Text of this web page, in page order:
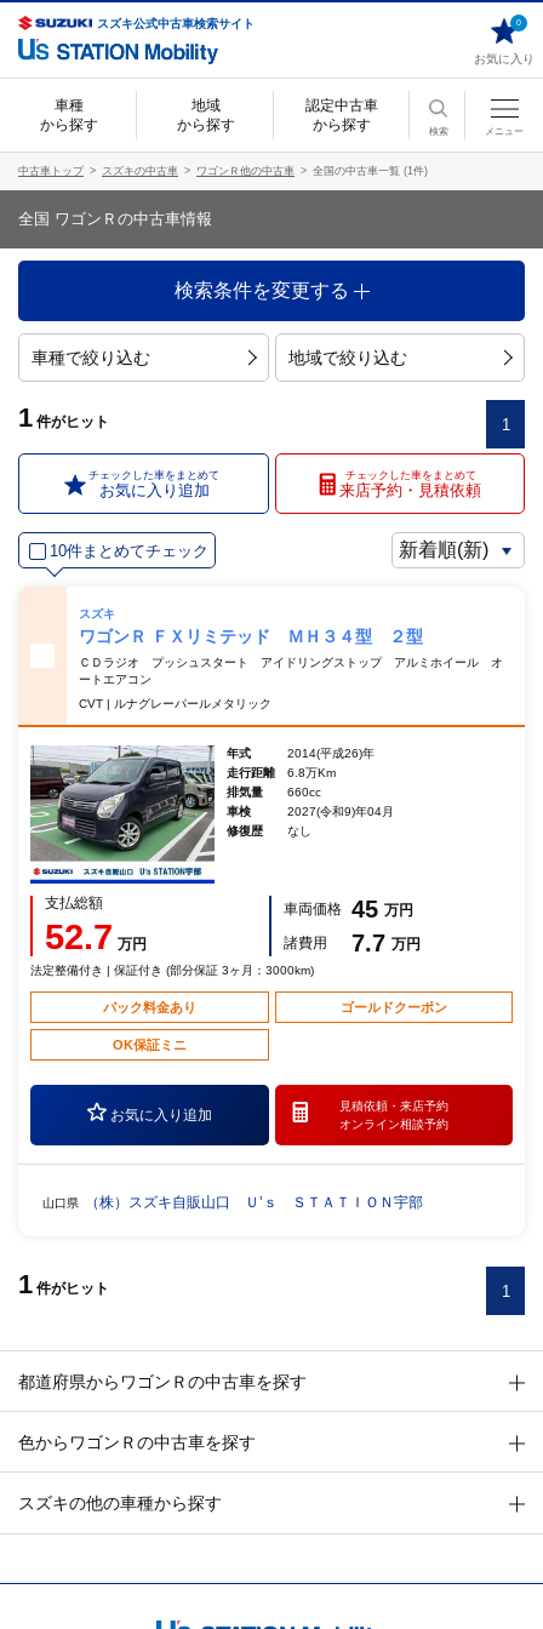
スズキ公式中古車検索サイト
お気に入り
0
車種
から探す
地域
から探す
認定中古車
から探す
検索 メニュー
中古車トップ スズキの中古車 ワゴンＲ他の中古車 全国の中古車一覧 (1件)
全国 ワゴンＲの中古車情報
検索条件を変更する
車種で絞り込む 地域で絞り込む
1 件がヒット 1
チェックした車をまとめて
お気に入り追加
チェックした車をまとめて
来店予約・見積依頼
10件まとめてチェック
スズキ
ワゴンＲ ＦＸリミテッド ＭＨ３４型 ２型
ＣＤラジオ プッシュスタート アイドリングストップ アルミホイール オ
ートエアコン
CVT | ルナグレーパールメタリック
年式
2014(平成26)年
走行距離
6.8万Km
排気量
660cc
車検
2027(令和9)年04月
修復歴
なし
支払総額
52.7 万円
車両価格 45 万円
諸費用
7.7 万円
法定整備付き | 保証付き (部分保証 3ヶ月：3000km)
パック料金あり ゴールドクーポン
OK保証ミニ
お気に入り追加
見積依頼・ 来店予約
オンライン相談予約
山口県 （株）スズキ自販山口 Ｕ’ｓ ＳＴＡＴＩＯＮ宇部
1 件がヒット 1
都道府県からワゴンＲの中古車を探す
色からワゴンＲの中古車を探す
スズキの他の車種から探す